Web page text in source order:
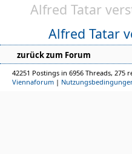
Alfred Tatar
Alfred Tatar
zurück zum Forum
42251 Postings in 6956 Threads,
Viennaforum |